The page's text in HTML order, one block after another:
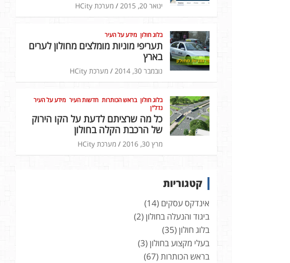
ינואר 20, 2015 מערכת HCity
בלוג חולון מידע על העיר
תעריפי מוניות מומלצים מחולון לערים
בארץ
נובמבר 30, 2014 מערכת HCity
בלוג חולון בראש הכותרות חדשות העיר מידע על העיר
נדל"ן
כל מה שרציתם לדעת על הקו הירוק
של הרכבת הקלה בחולון
מרץ 30, 2016 מערכת HCity
קטגוריות
אינדקס עסקים (14)
ביגוד והנעלה בחולון(2)
בלוג חולון(35)
בעלי מקצוע בחולון(3)
בראש הכותרות (67)